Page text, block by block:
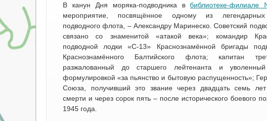
В канун Дня моряка-подводника вбиблиотеке-
мероприятие, посвящённое одному из
подводного флота, – Александру Маринеско. Советский
связано со знаменитой «атакой века»; командир
подводной лодки «С-13» Краснознамённой бригады
Краснознамённого Балтийского флота; капитан
разжалованный до старшего лейтенанта и
формулировкой «за пьянство и бытовую распущенность»;
Союза, получивший это звание через двадцать семь
смерти и через сорок пять – после исторического боевого
1945 года.